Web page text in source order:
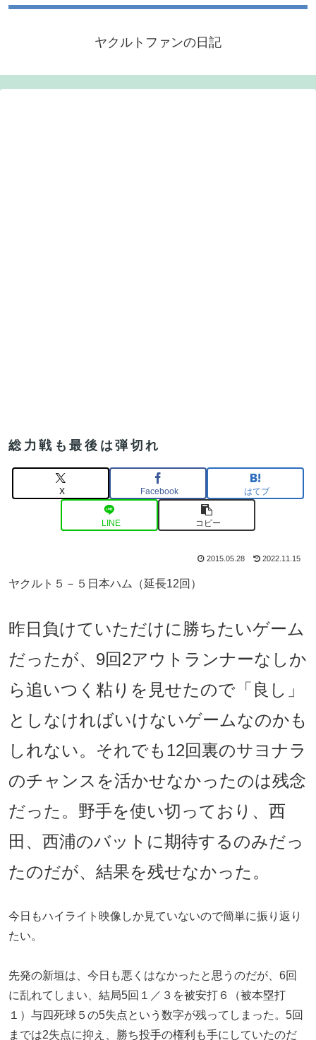
ヤクルトファンの日記
総力戦も最後は弾切れ
X Facebook はてブ
LINE コピー
2015.05.28 2022.11.15
ヤクルト５－５日本ハム（延長12回）
昨日負けていただけに勝ちたいゲーム
だったが、9回2アウトランナーなしか
ら追いつく粘りを見せたので「良し」
としなければいけないゲームなのかも
しれない。それでも12回裏のサヨナラ
のチャンスを活かせなかったのは残念
だった。野手を使い切っており、西
田、西浦のバットに期待するのみだっ
たのだが、結果を残せなかった。
今日もハイライト映像しか見ていないので簡単に振り返り
たい。
先発の新垣は、今日も悪くはなかったと思うのだが、6回
に乱れてしまい、結局5回１／３を被安打６（被本塁打
１）与四死球５の5失点という数字が残ってしまった。5回
までは2失点に抑え、勝ち投手の権利も手にしていたのだ